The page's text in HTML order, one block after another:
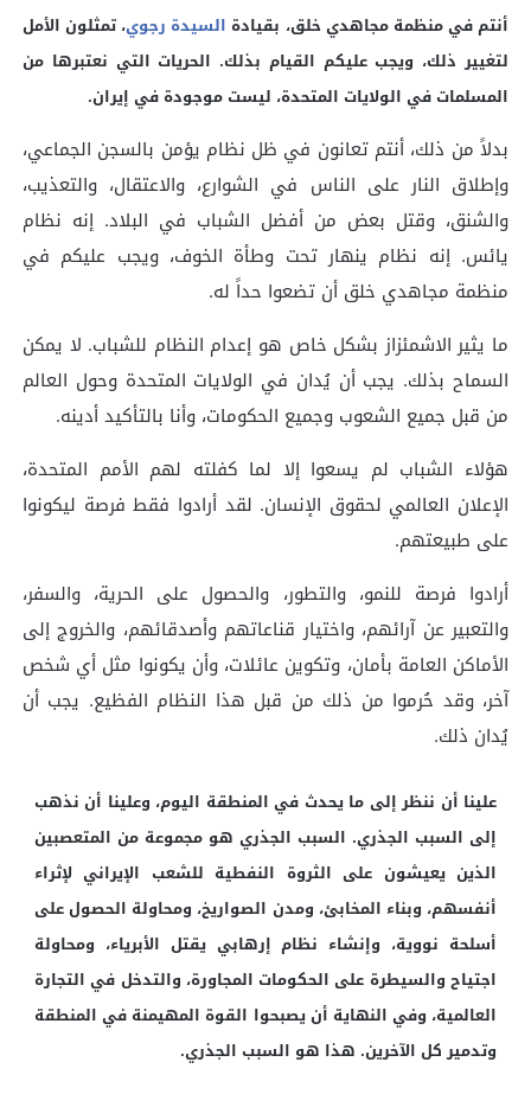
أنتم في منظمة مجاهدي خلق، بقيادة السيدة رجوي، تمثلون الأمل
لتغيير ذلك، ويجب عليكم القيام بذلك. الحريات التي نعتبرها من
المسلمات في الولايات المتحدة، ليست موجودة في إيران.
بدلاً من ذلك، أنتم تعانون في ظل نظام يؤمن بالسجن الجماعي،
وإطلاق النار على الناس في الشوارع، والاعتقال، والتعذيب،
والشنق، وقتل بعض من أفضل الشباب في البلاد. إنه نظام
يائس. إنه نظام ينهار تحت وطأة الخوف، ويجب عليكم في
منظمة مجاهدي خلق أن تضعوا حداً له.
ما يثير الاشمئزاز بشكل خاص هو إعدام النظام للشباب. لا يمكن
السماح بذلك. يجب أن يُدان في الولايات المتحدة وحول العالم
من قبل جميع الشعوب وجميع الحكومات، وأنا بالتأكيد أدينه.
هؤلاء الشباب لم يسعوا إلا لما كفلته لهم الأمم المتحدة،
الإعلان العالمي لحقوق الإنسان. لقد أرادوا فقط فرصة ليكونوا
على طبيعتهم.
أرادوا فرصة للنمو، والتطور، والحصول على الحرية، والسفر،
والتعبير عن آرائهم، واختيار قناعاتهم وأصدقائهم، والخروج إلى
الأماكن العامة بأمان، وتكوين عائلات، وأن يكونوا مثل أي شخص
آخر، وقد حُرموا من ذلك من قبل هذا النظام الفظيع. يجب أن
يُدان ذلك.
علينا أن ننظر إلى ما يحدث في المنطقة اليوم، وعلينا أن نذهب
إلى السبب الجذري. السبب الجذري هو مجموعة من المتعصبين
الذين يعيشون على الثروة النفطية للشعب الإيراني لإثراء
أنفسهم، وبناء المخابئ، ومدن الصواريخ، ومحاولة الحصول على
أسلحة نووية، وإنشاء نظام إرهابي يقتل الأبرياء، ومحاولة
اجتياح والسيطرة على الحكومات المجاورة، والتدخل في التجارة
العالمية، وفي النهاية أن يصبحوا القوة المهيمنة في المنطقة
وتدمير كل الآخرين. هذا هو السبب الجذري.